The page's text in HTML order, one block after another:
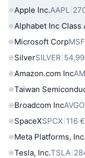
Apple Inc.AAPL
Alphabet Inc Class
Microsoft Corp
SilverSILVER
Amazon.com Inc
Taiwan
Broadcom IncAVGO
SpaceXSPCX 116 €
Meta Platforms, Inc.
Tesla, Inc.TSLA